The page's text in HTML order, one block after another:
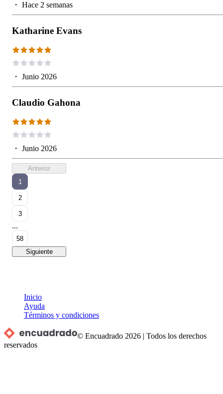
・ Hace 2 semanas
Katharine Evans
・ Junio 2026
Claudio Gahona
・ Junio 2026
Anterior
1
2
3
...
58
Siguiente
Inicio
Ayuda
Términos y condiciones
© Encuadrado 2026 |Todos los derechos
reservados